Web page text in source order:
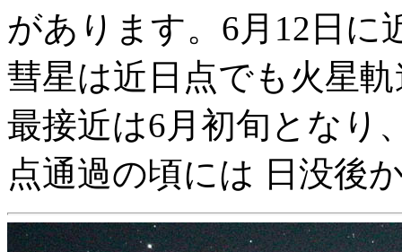
があります。6月12日に
彗星は近日点でも火星
最接近は6月初旬となり
点通過の頃には 日没後